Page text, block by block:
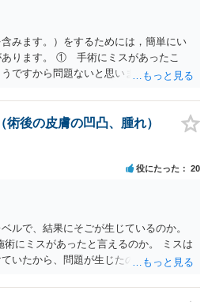
みます。）をするためには，簡単にい
あります。 ① 手術にミスがあったこ
ですから問題ないと思います。 ② 手
が外せなくなったこと ④ 仕事を休まな
で」休業損害が発生したこと ⑤ マスク
済的に評価できる精神的な損害が発生
点が，内藤先生のご指摘なさる「相当
関係のないことまでは責任追及ができ
手術のミスの結果，入院期間が延びて
際に「これ以上金銭の請求はしませ
まっていると， 上記の請求は，基本的
術後の皮膚の凹凸、腫れ）
役にたった 20
ルで、結果にそごが生じているのか。
にミスがあったと言えるのか。 ミスは
いたから、問題が生じたのか。 美容整